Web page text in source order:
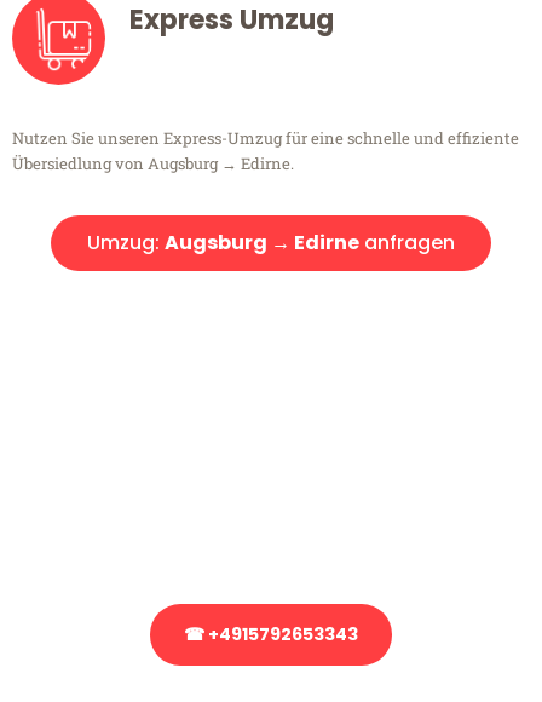
Express Umzug
Nutzen Sie unseren Express-Umzug für eine schnelle und effiziente
Übersiedlung von Augsburg → Edirne.
Umzug: Augsburg → Edirne anfragen
☎ +4915792653343